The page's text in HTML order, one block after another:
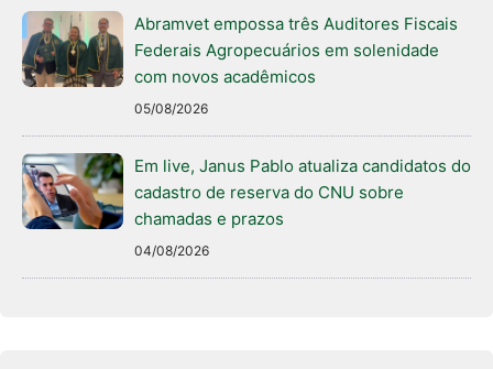
Abramvet empossa três Auditores Fiscais
Federais Agropecuários em solenidade
com novos acadêmicos
05/08/2026
Em live, Janus Pablo atualiza candidatos do
cadastro de reserva do CNU sobre
chamadas e prazos
04/08/2026